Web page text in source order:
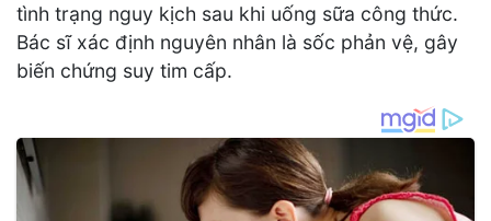
tình trạng nguy kịch sau khi uống sữa công thức.
Bác sĩ xác định nguyên nhân là sốc phản vệ, gây
biến chứng suy tim cấp.